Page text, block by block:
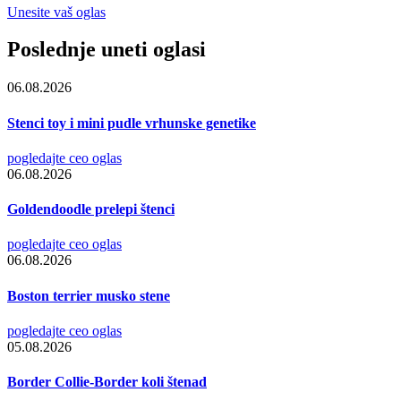
Unesite vaš oglas
Poslednje uneti oglasi
06.08.2026
Stenci toy i mini pudle vrhunske genetike
pogledajte ceo oglas
06.08.2026
Goldendoodle prelepi štenci
pogledajte ceo oglas
06.08.2026
Boston terrier musko stene
pogledajte ceo oglas
05.08.2026
Border Collie-Border koli štenad